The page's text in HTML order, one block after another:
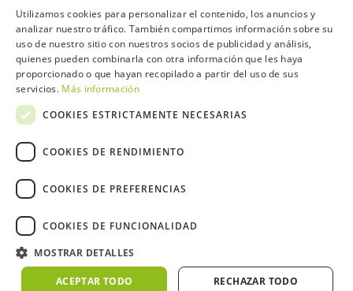
Contacta con el equipo de NextCaddy
Opina Contacta
Trabaja con nosotros
2026 ©NextCaddy.
Política de Cookies
Política de Privacidad
Términos y Condiciones
Meteo ©AEMET Meteo ©DarkSky
Utilizamos cookies para personalizar el contenido, los anuncios y
analizar nuestro tráfico. También compartimos información sobre su
uso de nuestro sitio con nuestros socios de publicidad y análisis,
quienes pueden combinarla con otra información que les haya
proporcionado o que hayan recopilado a partir del uso de sus
servicios. Más información
COOKIES ESTRICTAMENTE NECESARIAS
COOKIES DE RENDIMIENTO
COOKIES DE PREFERENCIAS
COOKIES DE FUNCIONALIDAD
MOSTRAR DETALLES
ACEPTAR TODO RECHAZAR TODO